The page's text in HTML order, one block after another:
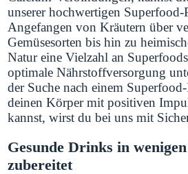
unserer hochwertigen Superfood-
Angefangen von Kräutern über
Gemüsesorten bis hin zu
Natur eine Vielzahl an
optimale Nährstoffversorgung
der Suche nach einem
deinen Körper mit positiven
kannst, wirst du bei uns mit
Gesunde Drinks in
zubereitet